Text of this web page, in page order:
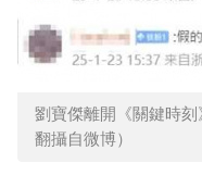
劉寶傑離開《關鍵時
翻攝自微博）